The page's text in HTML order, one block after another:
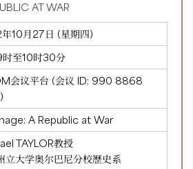
AT WAR
10月27日 (星期四)
时至10时30分
会议平台 (会议 ID: 990 8868
)
A Republic at War
TAYLOR教授
立大学奥尔巴尼分校歷史系